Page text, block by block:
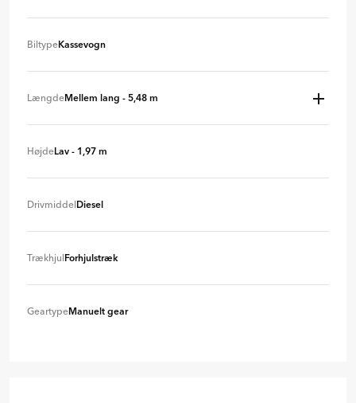
BiltypeKassevogn
LængdeMellem lang - 5,48 m
Mellem lang (5,48 m) + 0 kr
HøjdeLav - 1,97 m
DrivmiddelDiesel
TrækhjulForhjulstræk
GeartypeManuelt gear